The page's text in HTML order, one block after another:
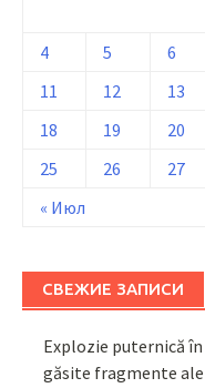
« Июл
4
5 6
11
12 13
18
19 20
25
26 27
СВЕЖИЕ ЗАПИСИ
Explozie puternică
găsite fragmente